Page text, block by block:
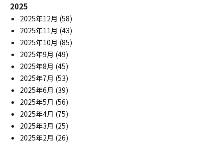
2025
2025年12月 (58)
2025年11月 (43)
2025年10月 (85)
2025年9月 (49)
2025年8月 (45)
2025年7月 (53)
2025年6月 (39)
2025年5月 (56)
2025年4月 (75)
2025年3月 (25)
2025年2月 (26)